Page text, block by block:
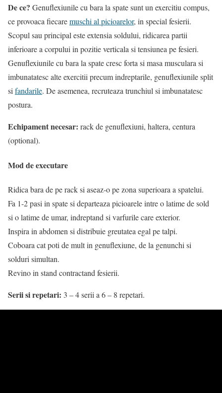
De ce? Genuflexiunile cu bara la spate sunt un exercitiu compus,
ce provoaca fiecaremuschi al picioarelor, in special fesierii.
Scopul sau principal este extensia soldului, ridicarea partii
inferioare a corpului in pozitie verticala si tensiunea pe fesieri.
Genuflexiunile cu bara la spate cresc forta si masa musculara si
imbunatatesc alte exercitii precum indreptarile, genuflexiunile split
sifandarile. De asemenea, recruteaza trunchiul si imbunatatesc
postura.
Echipament necesar: rack de genuflexiuni, haltera, centura
(optional).
Mod de executare
Ridica bara de pe rack si aseaz-o pe zona superioara a spatelui.
Fa 1-2 pasi in spate si departeaza picioarele intre o latime de sold
si o latime de umar, indreptand si varfurile care exterior.
Inspira in abdomen si distribuie greutatea egal pe talpi.
Coboara cat poti de mult in genuflexiune, de la genunchi si
solduri simultan.
Revino in stand contractand fesierii.
Serii si repetari: 3 – 4 serii a 6 – 8 repetari.